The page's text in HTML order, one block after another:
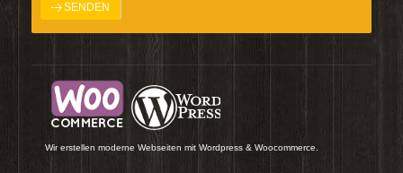
Wir erstellen moderne Webseiten mit Wordpress & Woocommerce.